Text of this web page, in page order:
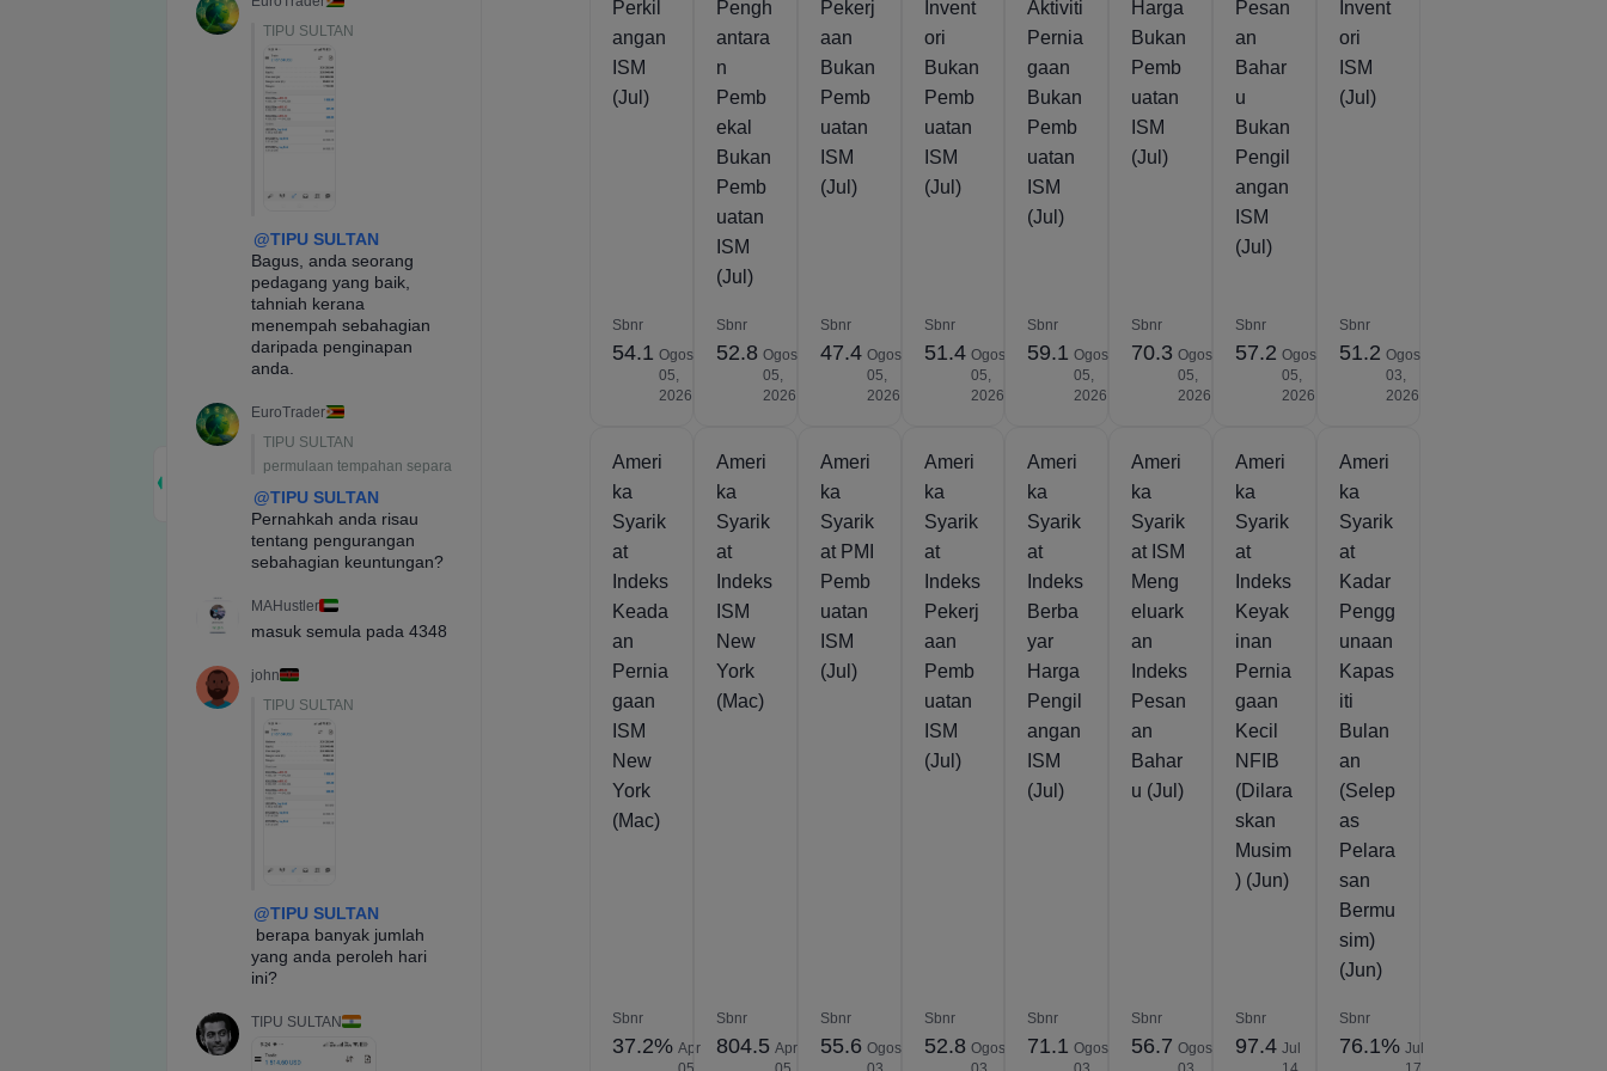
Perkil
angan
ISM
(Jul)
Sbnr
54.1 Ogos
05,
2026
Pengh
antara
n
Pemb
ekal
Bukan
Pemb
uatan
ISM
(Jul)
Sbnr
52.8 Ogos
05,
2026
Pekerj
aan
Bukan
Pemb
uatan
ISM
(Jul)
Sbnr
47.4 Ogos
05,
2026
Invent
ori
Bukan
Pemb
uatan
ISM
(Jul)
Sbnr
51.4 Ogos
05,
2026
Aktiviti
Pernia
gaan
Bukan
Pemb
uatan
ISM
(Jul)
Sbnr
59.1 Ogos
05,
2026
Harga
Bukan
Pemb
uatan
ISM
(Jul)
Sbnr
70.3 Ogos
05,
2026
Pesan
an
Bahar
u
Bukan
Pengil
angan
ISM
(Jul)
Sbnr
57.2 Ogos
05,
2026
Invent
ori
ISM
(Jul)
Sbnr
51.2 Ogos
03,
2026
Ameri
ka
Syarik
at
Indeks
Keada
an
Pernia
gaan
ISM
New
York
(Mac)
Sbnr
37.2% Apr
Ameri
ka
Syarik
at
Indeks
ISM
New
York
(Mac)
Sbnr
804.5 Apr
Ameri
ka
Syarik
at PMI
Pemb
uatan
ISM
(Jul)
Sbnr
55.6 Ogos
Ameri
ka
Syarik
at
Indeks
Pekerj
aan
Pemb
uatan
ISM
(Jul)
Sbnr
52.8 Ogos
Ameri
ka
Syarik
at
Indeks
Berba
yar
Harga
Pengil
angan
ISM
(Jul)
Sbnr
71.1 Ogos
Ameri
ka
Syarik
at ISM
Meng
eluark
an
Indeks
Pesan
an
Bahar
u (Jul)
Sbnr
56.7 Ogos
Ameri
ka
Syarik
at
Indeks
Keyak
inan
Pernia
gaan
Kecil
NFIB
(Dilara
skan
Musim
) (Jun)
Sbnr
97.4 Jul
Ameri
ka
Syarik
at
Kadar
Pengg
unaan
Kapas
iti
Bulan
an
(Selep
as
Pelara
san
Bermu
sim)
(Jun)
Sbnr
76.1% Jul